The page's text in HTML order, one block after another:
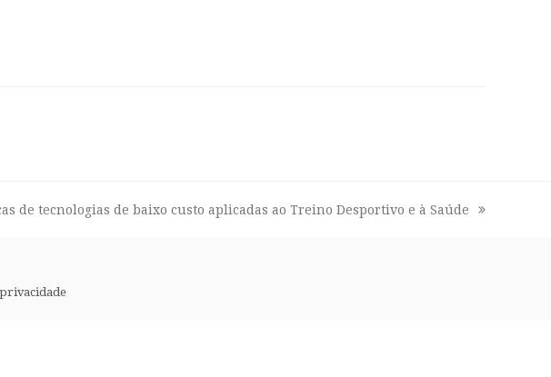
de tecnologias de baixo custo aplicadas ao Treino Desportivo e à Saúde